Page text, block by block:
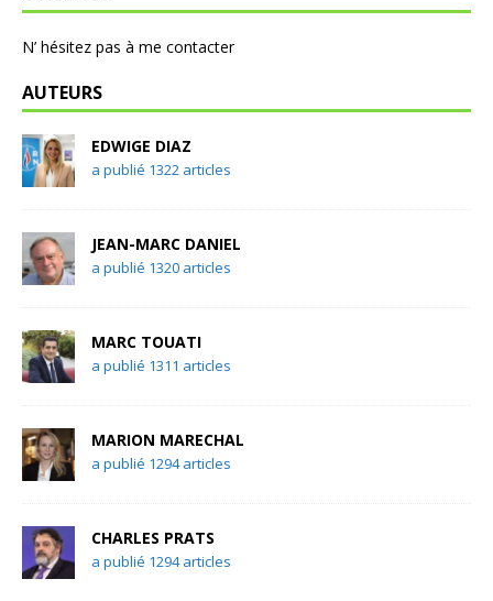
N’ hésitez pas à me contacter
AUTEURS
EDWIGE DIAZ
a publié 1322 articles
JEAN-MARC DANIEL
a publié 1320 articles
MARC TOUATI
a publié 1311 articles
MARION MARECHAL
a publié 1294 articles
CHARLES PRATS
a publié 1294 articles